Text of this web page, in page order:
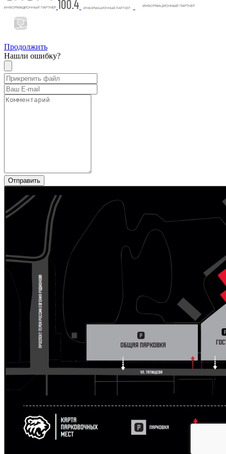
Продолжить
Нашли ошибку?